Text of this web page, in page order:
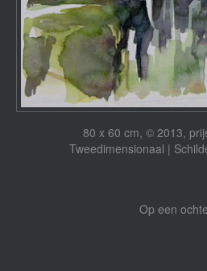
80 x 60 cm, © 2013,
Tweedimensionaal |
Op een